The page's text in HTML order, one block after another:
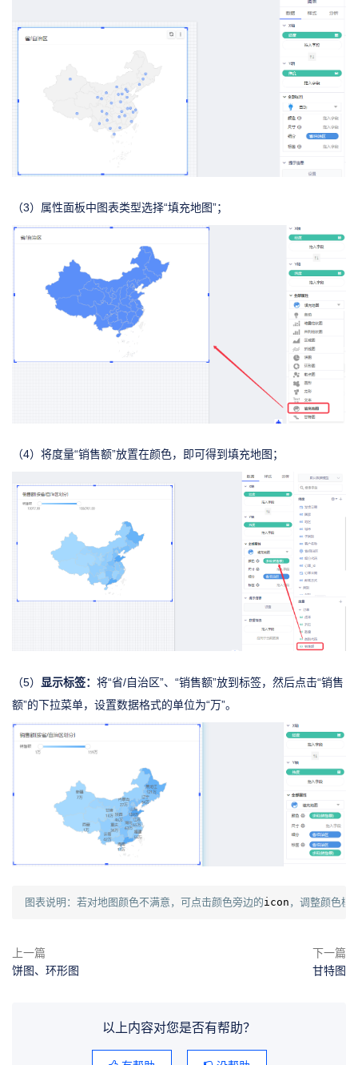
（3）属性面板中图表类型选择“填充地图”；
（4）将度量“销售额”放置在颜色，即可得到填充地图；
（5） 显示标签： 将“省/自治区”、“销售额”放到标签，然后点击“销售
额”的下拉菜单，设置数据格式的单位为“万”。
图表说明：若对地图颜色不满意，可点击颜色旁边的icon ，调整颜色模
上一篇
饼图、环形图
下一篇
甘特图
以上内容对您是否有帮助？